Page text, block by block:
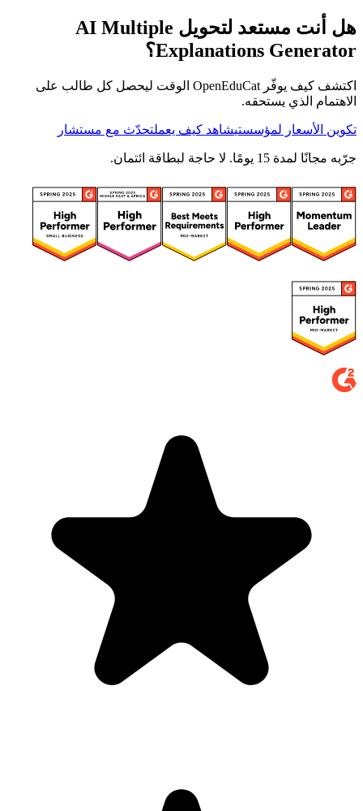
هل أنت مستعد لتحويل AI Multiple
Explanations Generator؟
اكتشف كيف يوفّر OpenEduCat الوقت ليحصل كل طالب على
الاهتمام الذي يستحقه.
تكوين الأسعار لمؤسستيشاهد كيف يعملتحدّث مع مستشار
جرّبه مجانًا لمدة 15 يومًا. لا حاجة لبطاقة ائتمان.